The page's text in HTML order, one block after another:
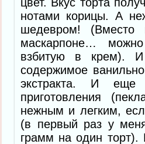
нотами корицы. А
шедевром! (Вместо
маскарпоне…
взбитую в крем). И
содержимое
экстракта. И
приготовления
нежным и легким,
(в первый раз у
грамм на один